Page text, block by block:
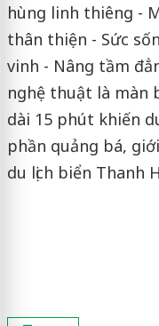
hùng linh thiêng -
thân thiện - Sức
vinh - Nâng tầm
nghệ thuật là màn
dài 15 phút khiến
phần quảng bá,
du lịch biển Thanh